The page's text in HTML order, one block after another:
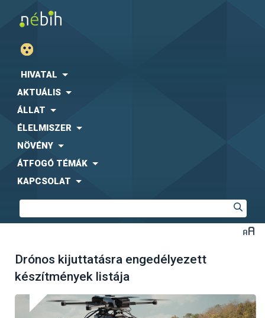
HIVATAL
AKTUÁLIS
ÁLLAT
ÉLELMISZER
NÖVÉNY
ÁTFOGÓ TÉMÁK
KAPCSOLAT
Drónos kijuttatásra engedélyezett
készítmények listája